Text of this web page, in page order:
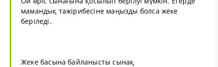
мамандық тәжірибесіне маңызды болса жеке
беріледі.
Жеке басына байланысты сынақ